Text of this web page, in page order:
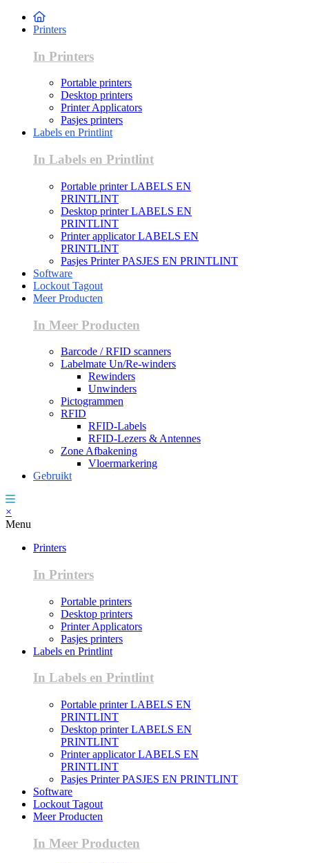
Printers
In Printers
Portable printers
Desktop printers
Printer Applicators
Pasjes printers
Labels en Printlint
In Labels en Printlint
Portable printer LABELS EN
PRINTLINT
Desktop printer LABELS EN
PRINTLINT
Printer applicator LABELS EN
PRINTLINT
Pasjes Printer PASJES EN PRINTLINT
Software
Lockout Tagout
Meer Producten
In Meer Producten
Barcode / RFID scanners
Labelmate Un/Re-winders
Rewinders
Unwinders
Pictogrammen
RFID
RFID-Labels
RFID-Lezers & Antennes
Zone Afbakening
Vloermarkering
Gebruikt
×
Menu
Printers
In Printers
Portable printers
Desktop printers
Printer Applicators
Pasjes printers
Labels en Printlint
In Labels en Printlint
Portable printer LABELS EN
PRINTLINT
Desktop printer LABELS EN
PRINTLINT
Printer applicator LABELS EN
PRINTLINT
Pasjes Printer PASJES EN PRINTLINT
Software
Lockout Tagout
Meer Producten
In Meer Producten